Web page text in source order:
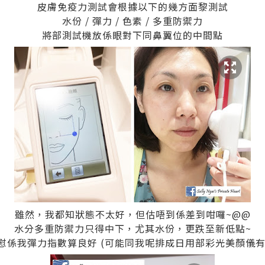
皮膚免疫力測試會根據以下的幾方面黎測試
水份 / 彈力 / 色素 / 多重防禦力
將部測試機放係眼對下同鼻翼位的中間點
雖然，我都知狀態不太好，但估唔到係差到咁囉~@@
水分多重防禦力只得中下，尤其水份，更跌至新低點~
係我彈力指數算良好 (可能同我呢排成日用部彩光美顏儀